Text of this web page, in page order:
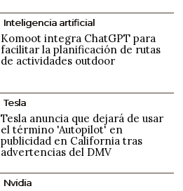
Inteligencia artificial
Komoot integra ChatGPT para
facilitar la planificación de rutas
de actividades outdoor
Tesla
Tesla anuncia que dejará de usar
el término 'Autopilot' en
publicidad en California tras
advertencias del DMV
Nvidia